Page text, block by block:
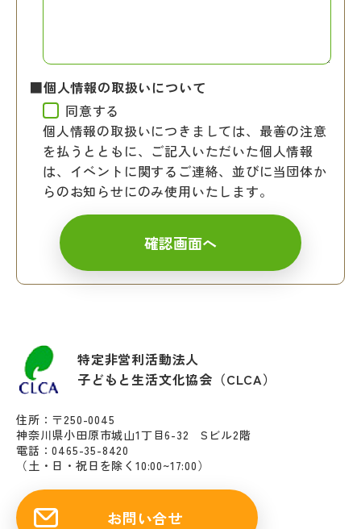
■個人情報の取扱いについて
同意する
個人情報の取扱いにつきましては、最善の注意
を払うとともに、ご記入いただいた個人情報
は、イベントに関するご連絡、並びに当団体か
らのお知らせにのみ使用いたします。
特定非営利活動法人
子どもと生活文化協会（CLCA）
住所：〒250-0045
神奈川県小田原市城山1丁目6-32 Sビル2階
電話：0465-35-8420
（土・日・祝日を除く10:00~17:00）
お問い合せ